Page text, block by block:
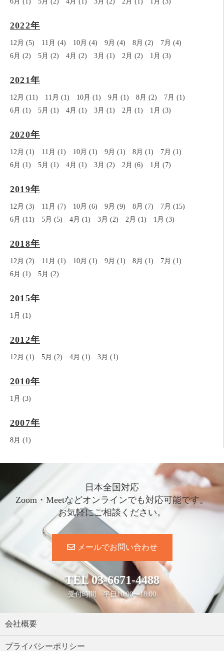
2022年
12月 (5) 11月 (4) 10月 (4) 9月 (4) 8月 (2)
7月 (4)
6月 (2)
5月 (2) 4月 (2) 3月 (1) 2月 (2) 1月 (3)
2021年
12月 (11) 11月 (1) 10月 (1) 9月 (1) 8月 (2)
7月 (1)
6月 (1)
5月 (1) 4月 (1) 3月 (1) 2月 (1) 1月 (3)
2020年
12月 (1) 11月 (1) 10月 (1) 9月 (1) 8月 (1)
7月 (1)
6月 (1)
5月 (1) 4月 (1) 3月 (2) 2月 (6) 1月 (7)
2019年
12月 (3) 11月 (7) 10月 (6) 9月 (9) 8月 (7)
7月 (15)
6月 (11)
5月 (5) 4月 (1) 3月 (2) 2月 (1) 1月 (3)
2018年
12月 (2) 11月 (1) 10月 (1) 9月 (1) 8月 (1)
7月 (1)
6月 (1)
5月 (2)
2015年
1月 (1)
2012年
12月 (1) 5月 (2) 4月 (1) 3月 (1)
2010年
1月 (3)
2007年
8月 (1)
日本全国対応
Zoom・Meetなどオンラインでも対応可能です。
お気軽にご相談ください。
メールでお問い合わせ
TEL03-6671-4488
受付時間 平日10:00〜18:00
会社概要
プライバシーポリシー